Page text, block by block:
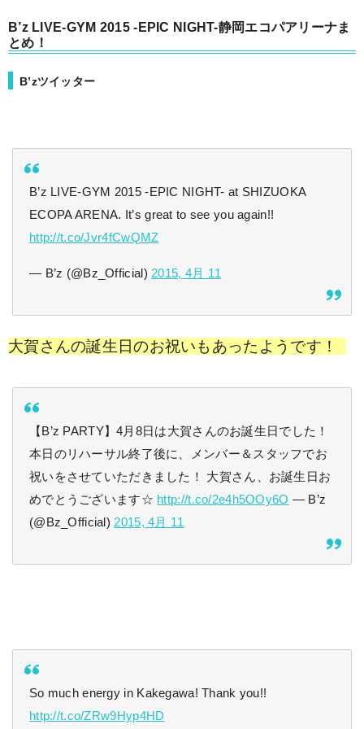
B’z LIVE-GYM 2015 -EPIC NIGHT-静岡エコパアリーナま
とめ！
B’zツイッター
B’z LIVE-GYM 2015 -EPIC NIGHT- at SHIZUOKA
ECOPA ARENA. It’s great to see you again!!
http://t.co/Jvr4fCwQMZ
— B’z (@Bz_Official) 2015, 4月 11
大賀さんの誕生日のお祝いもあったようです！
【B’z PARTY】4月8日は大賀さんのお誕生日でした！
本日のリハーサル終了後に、メンバー＆スタッフでお
祝いをさせていただきました！ 大賀さん、お誕生日お
めでとうございます☆ http://t.co/2e4h5OOy6O — B’z
(@Bz_Official) 2015, 4月 11
So much energy in Kakegawa! Thank you!!
http://t.co/ZRw9Hyp4HD